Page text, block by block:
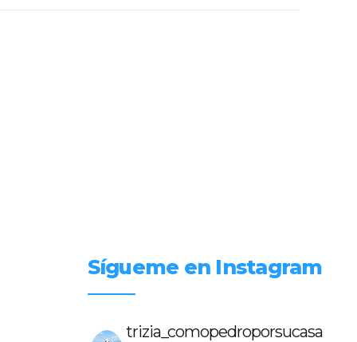
Sígueme en Instagram
trizia_comopedroporsucasa